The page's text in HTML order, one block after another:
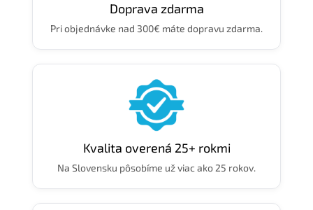
Doprava zdarma
Pri objednávke nad 300€ máte dopravu zdarma.
Kvalita overená 25+ rokmi
Na Slovensku pôsobíme už viac ako 25 rokov.